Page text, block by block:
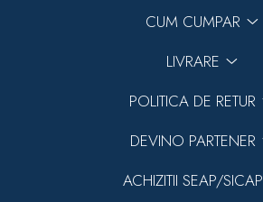
CUM CUMPAR
LIVRARE
POLITICA DE RETUR
DEVINO PARTENER
ACHIZITII SEAP/SICAP